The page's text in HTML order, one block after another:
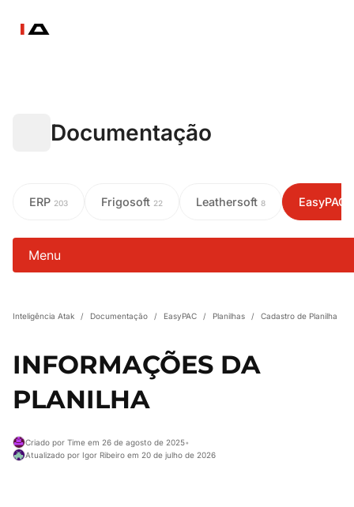
Documentação
ERP 203 Frigosoft 22 Leathersoft 8 EasyPAC
Menu
Inteligência Atak / Documentação / EasyPAC / Planilhas / Cadastro de Planilha
INFORMAÇÕES DA
PLANILHA
Criado por Time em 26 de agosto de 2025•
Atualizado por Igor Ribeiro em 20 de julho de 2026